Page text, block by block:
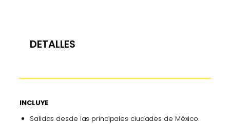
DETALLES
INCLUYE
Salidas desde las principales ciudades de México.